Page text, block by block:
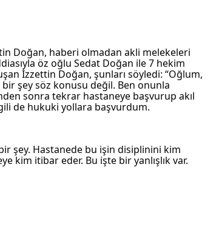
Doğan, haberi olmadan akli melekeleri
öz oğlu Sedat Doğan ile 7 hekim
İzzettin Doğan, şunları söyledi: “Oğlum,
şey söz konusu değil. Ben onunla
sonra tekrar hastaneye başvurup akıl
de hukuki yollara başvurdum.
şey. Hastanede bu işin disiplinini kim
kim itibar eder. Bu işte bir yanlışlık var.